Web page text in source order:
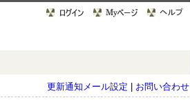
更新通知メール設定 お問い合わせ